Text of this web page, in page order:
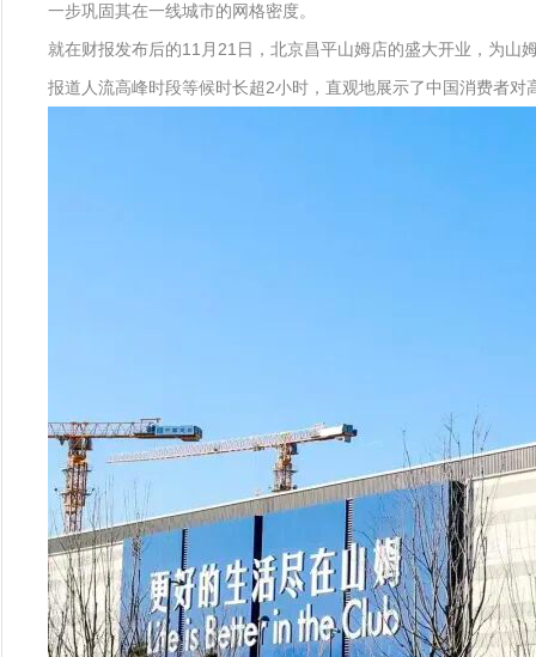
一步巩固其在一线城市的网格密度。
就在财报发布后的11月21日，北京昌平山姆店的盛大开业，为
报道人流高峰时段等候时长超2小时，直观地展示了中国消费者对